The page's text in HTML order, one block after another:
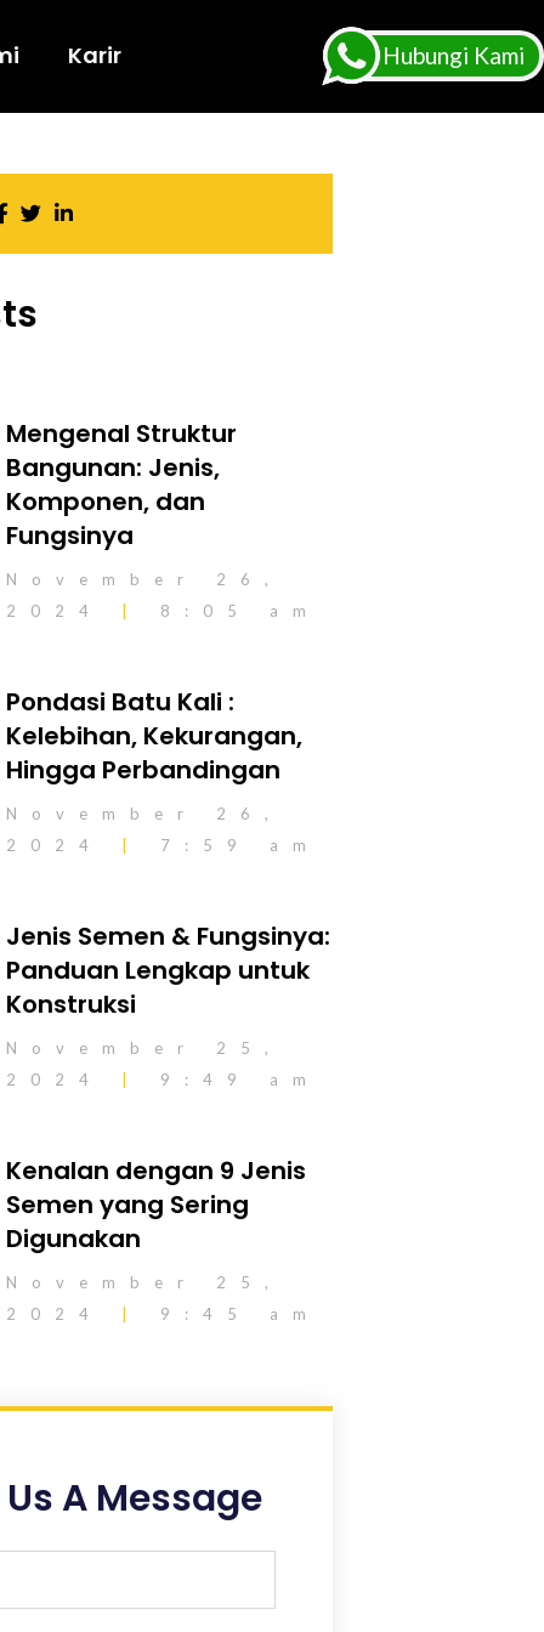
Karir Hubungi Kami
Mengenal Struktur
Bangunan: Jenis,
Komponen, dan
Fungsinya
November 26,
2024
8:05 am
Pondasi Batu Kali :
Kelebihan, Kekurangan,
Hingga Perbandingan
November 26,
2024
7:59 am
Jenis Semen & Fungsinya:
Panduan Lengkap untuk
Konstruksi
November 25,
2024
9:49 am
Kenalan dengan 9 Jenis
Semen yang Sering
Digunakan
November 25,
2024
9:45 am
A Message